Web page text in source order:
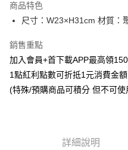
Apple Pay
悠遊付
Google Pay
ATM付款
商品特色
尺寸：W23×H31cm 材質：
銷售重點
加入會員+首下載APP最高領
1點紅利點數可折抵1元消費金額
(特殊/預購商品可積分 但不可使
詳細說明